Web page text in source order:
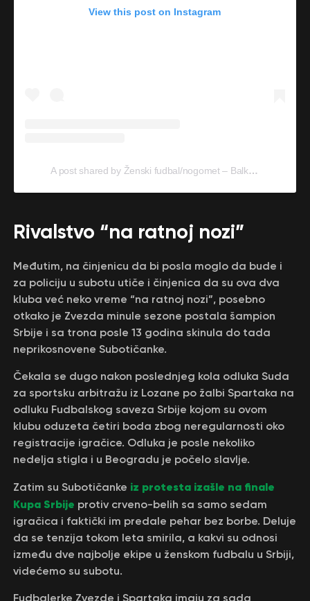
View this post on Instagram
A post shared by Ženski fudbal/nogomet – Balkan
Rivalstvo “na ratnoj nozi”
Međutim, na činjenicu da bi posla moglo da bude i
za policiju u subotu utiče i činjenica da su ova dva
kluba već neko vreme “na ratnoj nozi”, posebno
otkako je Zvezda minule sezone postala šampion
Srbije i sa trona posle 13 godina skinula do tada
neprikosnovene Subotičanke.
Čekala se dugo nakon poslednjeg kola odluka Suda
za sportsku arbitražu iz Lozane po žalbi Spartaka na
odluku Fudbalskog saveza Srbije kojom su ovom
klubu oduzeta četiri boda zbog neregularnosti oko
registracije igračice. Odluka je posle nekoliko
nedelja stigla i u Beogradu je počelo slavlje.
Zatim su Subotičanke iz protesta izašle na finale
Kupa Srbije protiv crveno-belih sa samo sedam
igračica i faktički im predale pehar bez borbe. Deluje
da se tenzija tokom leta smirila, a kakvi su odnosi
između dve najbolje ekipe u ženskom fudbalu u Srbiji,
videćemo su subotu.
Fudbalerke Zvezde i Spartaka imaju za sada